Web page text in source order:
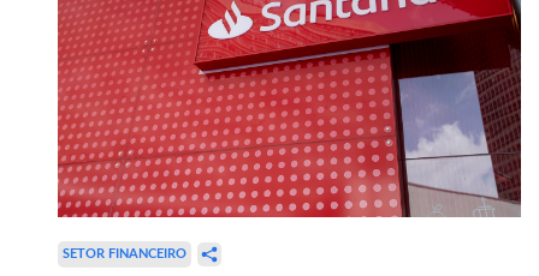
SETOR FINANCEIRO